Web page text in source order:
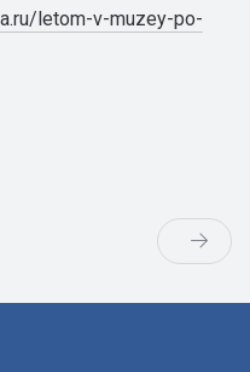
letom-v-muzey-po-